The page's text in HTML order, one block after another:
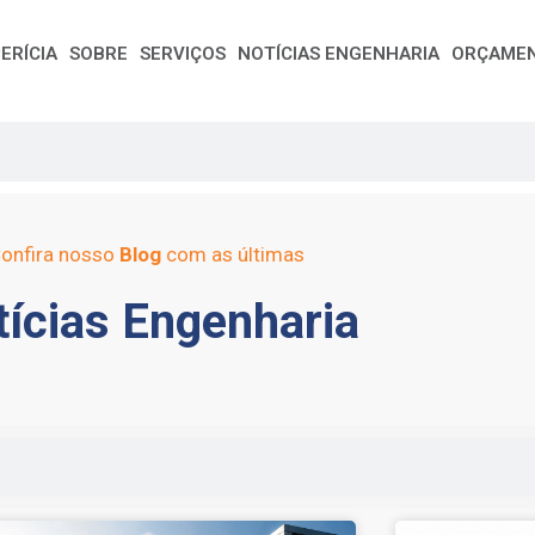
SOBRE SERVIÇOS NOTÍCIAS ENGENHARIA
nosso Blogcom as últimas
Engenharia